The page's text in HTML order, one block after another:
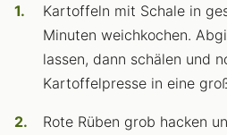
Kartoffeln mit Schale in
Minuten weichkochen.
lassen, dann schälen und
Kartoffelpresse in eine
Rote Rüben grob hacken